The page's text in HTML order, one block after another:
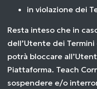
in violazione dei
Resta inteso che in
dell’Utente dei
potrà bloccare
Piattaforma. Teach
sospendere e/o